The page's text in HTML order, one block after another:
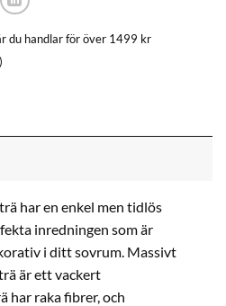
du handlar för över 1499 kr
har en enkel men tidlös
inredningen som är
i ditt sovrum. Massivt
är ett vackert
har raka fibrer, och